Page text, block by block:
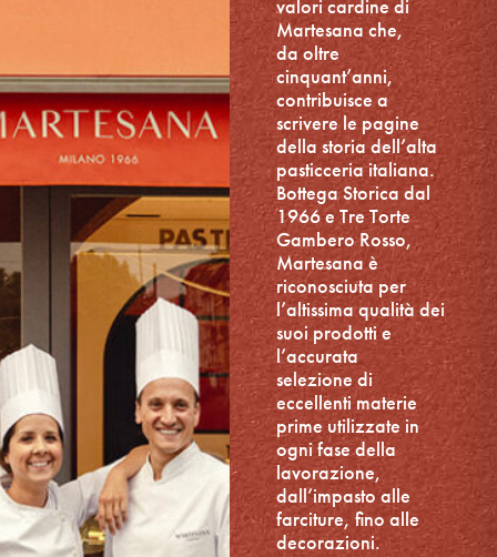
valori cardine di
Martesana che,
da oltre
cinquant’anni,
contribuisce a
scrivere le pagine
della storia dell’alta
pasticceria italiana.
Bottega Storica dal
1966 e Tre Torte
Gambero Rosso,
Martesana è
riconosciuta per
l’altissima qualità dei
suoi prodotti e
l’accurata
selezione di
eccellenti materie
prime utilizzate in
ogni fase della
lavorazione,
dall’impasto alle
farciture, fino alle
decorazioni.